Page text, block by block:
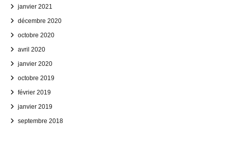
janvier 2021
décembre 2020
octobre 2020
avril 2020
janvier 2020
octobre 2019
février 2019
janvier 2019
septembre 2018